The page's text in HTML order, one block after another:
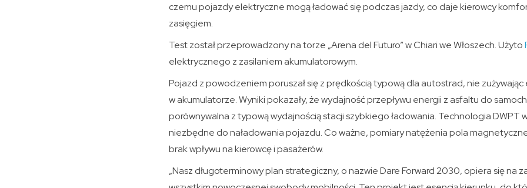
czemu pojazdy elektryczne mogą ładować się podczas jazdy, co daje kierowcy
zasięgiem.
Test został przeprowadzony na torze „Arena del Futuro” w Chiari we Włoszech. Użyto
elektrycznego z zasilaniem akumulatorowym.
Pojazd z powodzeniem poruszał się z prędkością typową dla autostrad, nie
w akumulatorze. Wyniki pokazały, że wydajność przepływu energii z asfaltu do
porównywalna z typową wydajnością stacji szybkiego ładowania. Technologia DWPT
niezbędne do naładowania pojazdu. Co ważne, pomiary natężenia pola
brak wpływu na kierowcę i pasażerów.
„Nasz długoterminowy plan strategiczny, o nazwie Dare Forward 2030, opiera się na